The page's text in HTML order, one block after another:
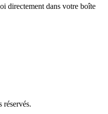
directement dans votre boîte
réservés.